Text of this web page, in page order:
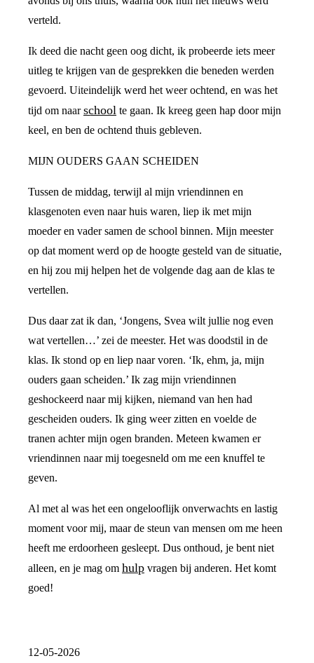
verteld.
Ik deed die nacht geen oog dicht, ik probeerde iets meer
uitleg te krijgen van de gesprekken die beneden werden
gevoerd. Uiteindelijk werd het weer ochtend, en was het
tijd om naarschool te gaan. Ik kreeg geen hap door mijn
keel, en ben de ochtend thuis gebleven.
MIJN OUDERS GAAN SCHEIDEN
Tussen de middag, terwijl al mijn vriendinnen en
klasgenoten even naar huis waren, liep ik met mijn
moeder en vader samen de school binnen. Mijn meester
op dat moment werd op de hoogte gesteld van de situatie,
en hij zou mij helpen het de volgende dag aan de klas te
vertellen.
Dus daar zat ik dan, ‘Jongens, Svea wilt jullie nog even
wat vertellen…’ zei de meester. Het was doodstil in de
klas. Ik stond op en liep naar voren. ‘Ik, ehm, ja, mijn
ouders gaan scheiden.’ Ik zag mijn vriendinnen
geshockeerd naar mij kijken, niemand van hen had
gescheiden ouders. Ik ging weer zitten en voelde de
tranen achter mijn ogen branden. Meteen kwamen er
vriendinnen naar mij toegesneld om me een knuffel te
geven.
Al met al was het een ongelooflijk onverwachts en lastig
moment voor mij, maar de steun van mensen om me heen
heeft me erdoorheen gesleept. Dus onthoud, je bent niet
alleen, en je mag om hulp vragen bij anderen. Het komt
goed!
12-05-2026